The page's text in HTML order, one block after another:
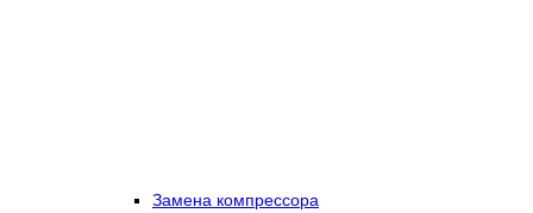
Замена компрессора